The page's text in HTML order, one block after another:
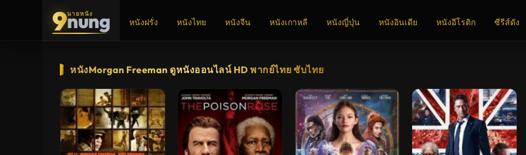
9นายหนัง
nung หนังฝรั่ง หนังไทย หนังจีน หนังเกาหลี หนังญี่ปุ่น หนังอินเดีย หนังอีโรติก ซีรีส์ดัง
หนังMorgan Freeman ดูหนังออนไลน์ HD พากย์ไทย ซับไทย